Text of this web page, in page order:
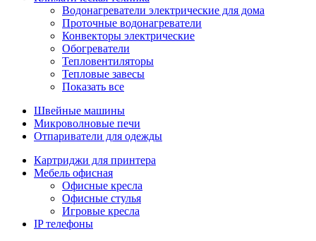
Водонагреватели электрические для дома
Проточные водонагреватели
Конвекторы электрические
Обогреватели
Тепловентиляторы
Тепловые завесы
Показать все
Швейные машины
Микроволновые печи
Отпариватели для одежды
Картриджи для принтера
Мебель офисная
Офисные кресла
Офисные стулья
Игровые кресла
IP телефоны